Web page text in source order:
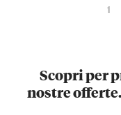
1
Scopri per
nostre